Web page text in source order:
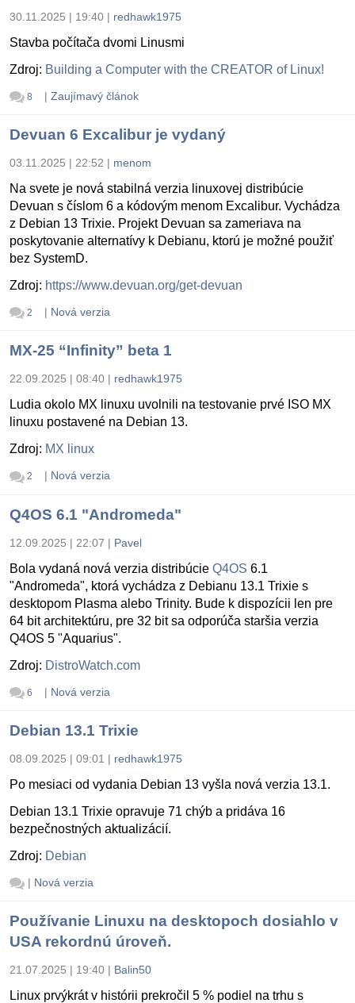
30.11.2025 | 19:40 | redhawk1975
Stavba počítača dvomi Linusmi
Zdroj: Building a Computer with the CREATOR of Linux!
8 | Zaujímavý článok
Devuan 6 Excalibur je vydaný
03.11.2025 | 22:52 | menom
Na svete je nová stabilná verzia linuxovej distribúcie
Devuan s číslom 6 a kódovým menom Excalibur. Vychádza
z Debian 13 Trixie. Projekt Devuan sa zameriava na
poskytovanie alternatívy k Debianu, ktorú je možné použiť
bez SystemD.
Zdroj: https://www.devuan.org/get-devuan
2 | Nová verzia
MX-25 “Infinity” beta 1
22.09.2025 | 08:40 | redhawk1975
Ludia okolo MX linuxu uvolnili na testovanie prvé ISO MX
linuxu postavené na Debian 13.
Zdroj: MX linux
2 | Nová verzia
Q4OS 6.1 "Andromeda"
12.09.2025 | 22:07 | Pavel
Bola vydaná nová verzia distribúcie Q4OS 6.1
"Andromeda", ktorá vychádza z Debianu 13.1 Trixie s
desktopom Plasma alebo Trinity. Bude k dispozícii len pre
64 bit architektúru, pre 32 bit sa odporúča staršia verzia
Q4OS 5 "Aquarius".
Zdroj: DistroWatch.com
6 | Nová verzia
Debian 13.1 Trixie
08.09.2025 | 09:01 | redhawk1975
Po mesiaci od vydania Debian 13 vyšla nová verzia 13.1.
Debian 13.1 Trixie opravuje 71 chýb a pridáva 16
bezpečnostných aktualizácií.
Zdroj: Debian
| Nová verzia
Používanie Linuxu na desktopoch dosiahlo v
USA rekordnú úroveň.
21.07.2025 | 19:40 | Balin50
Linux prvýkrát v histórii prekročil 5 % podiel na trhu s